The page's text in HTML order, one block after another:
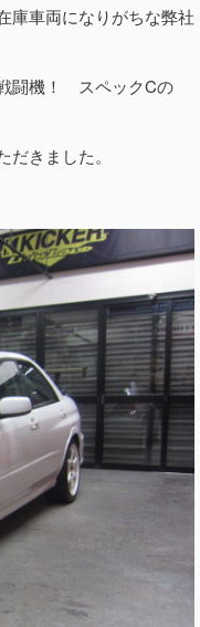
庫車両になりがちな弊社
闘機！ スペックCの
きました。